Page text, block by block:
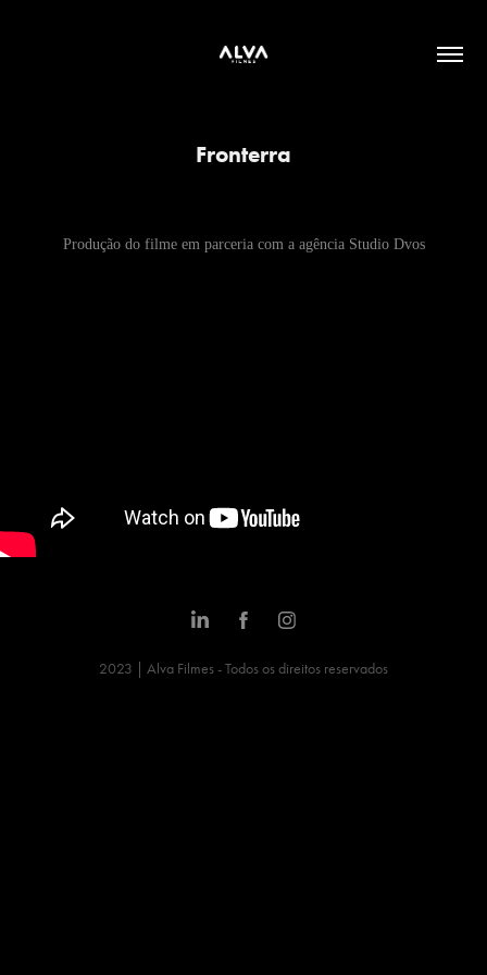
Fronterra
Produção do filme em parceria com a agência Studio Dvos
2023 | Alva Filmes - Todos os direitos reservados